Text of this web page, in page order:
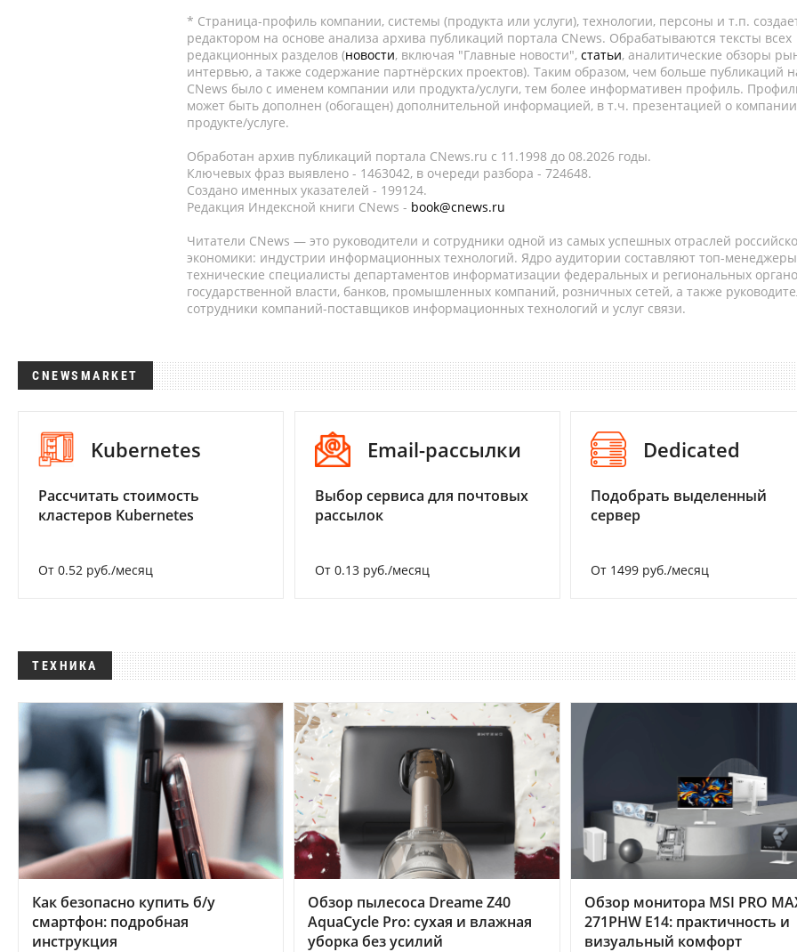
* Страница-профиль компании, системы (продукта или услуги), технологии, персоны и т.п.
редактором на основе анализа архива публикаций портала CNews. Обрабатываются тексты всех
редакционных разделов (новости, включая "Главные новости", статьи, аналитические обзоры
интервью, а также содержание партнёрских проектов). Таким образом, чем больше публикаций
CNews было с именем компании или продукта/услуги, тем более информативен профиль.
может быть дополнен (обогащен) дополнительной информацией, в т.ч. презентацией о
продукте/услуге.
Обработан архив публикаций портала CNews.ru c 11.1998 до 08.2026 годы.
Ключевых фраз выявлено - 1463042, в очереди разбора - 724648.
Создано именных указателей - 199124.
Редакция Индексной книги CNews - book@cnews.ru
Читатели CNews — это руководители и сотрудники одной из самых успешных отраслей
экономики: индустрии информационных технологий. Ядро аудитории составляют топ-
технические специалисты департаментов информатизации федеральных и региональных
государственной власти, банков, промышленных компаний, розничных сетей, а также
сотрудники компаний-поставщиков информационных технологий и услуг связи.
CNEWSMARKET
Kubernetes
Рассчитать стоимость
кластеров Kubernetes
От 0.52 руб./месяц
Email-рассылки
Выбор сервиса для почтовых
рассылок
От 0.13 руб./месяц
Dedicated
Подобрать выделенный
сервер
От 1499 руб./месяц
ТЕХНИКА
Как безопасно купить б/у
смартфон: подробная
инструкция
Обзор пылесоса Dreame Z40
AquaCycle Pro: сухая и влажная
уборка без усилий
Обзор монитора MSI PRO
271PHW E14: практичность и
визуальный комфорт